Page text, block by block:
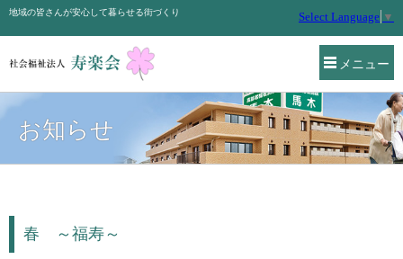
メニュー
地域の皆さんが安心して暮らせる街づくり Select Language ▼
お知らせ
春 ～福寿～